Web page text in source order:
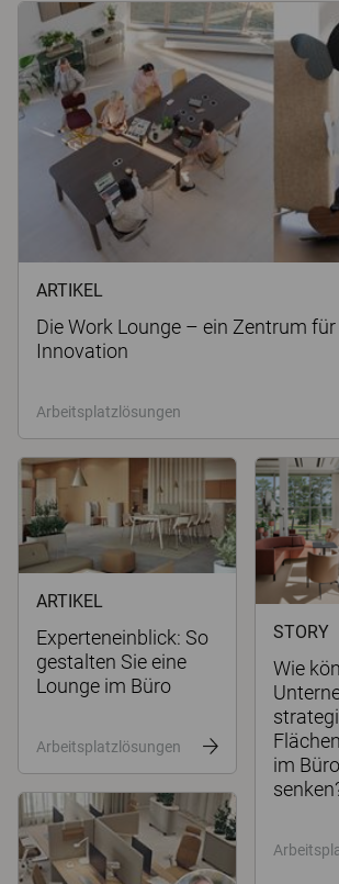
ARTIKEL
Die Work Lounge – ein Zentrum
Innovation
Arbeitsplatzlösungen
ARTIKEL
Experteneinblick: So
gestalten Sie eine
Lounge im Büro
Arbeitsplatzlösungen
STORY
Wie
im